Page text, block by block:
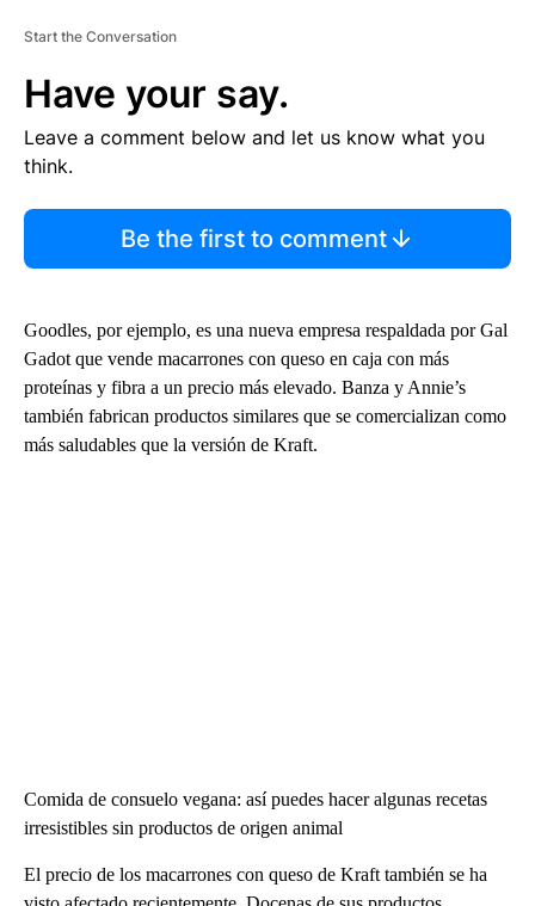
Start the Conversation
Have your say.
Leave a comment below and let us know what you
think.
Be the first to comment
Goodles, por ejemplo, es una nueva empresa respaldada por Gal
Gadot que vende macarrones con queso en caja con más
proteínas y fibra a un precio más elevado. Banza y Annie’s
también fabrican productos similares que se comercializan como
más saludables que la versión de Kraft.
Comida de consuelo vegana: así puedes hacer algunas recetas
irresistibles sin productos de origen animal
El precio de los macarrones con queso de Kraft también se ha